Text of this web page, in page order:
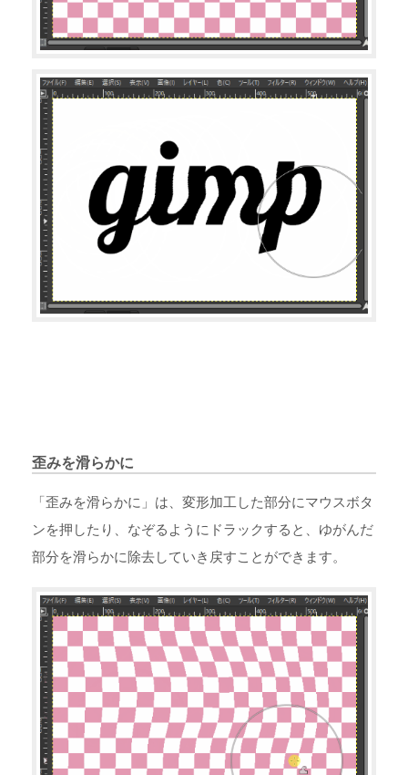
歪みを滑らかに
「歪みを滑らかに」は、変形加工した部分にマウスボタ
ンを押したり、なぞるようにドラックすると、ゆがんだ
部分を滑らかに除去していき戻すことができます。